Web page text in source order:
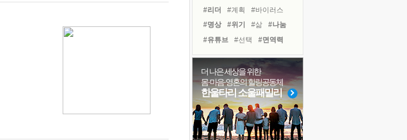
꿈이 실제가 되는 것
'말 타는 법'을 먼저
졸업식 사진을 보며
극심한 변비, 어깨결림, 수면 장애
아픈 아버지를 위한 공간 설계
슬럼프
#리더 #계획
#바이러스
#명상
#위기 #삶
#나눔
#유튜브
#선택
#면역력
#링컨학교
#희망
#비전캠프
#힐링
#경험
#독서
#사람
#극복
#아이들
#친구
#다짐
#도움
더 나은 세상을 위한
몸·마음·영혼의 힐링공동체
한울타리 소울패밀리